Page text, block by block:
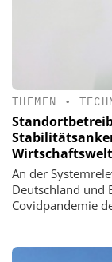
THEMEN •
Wirtschaftswelt
An der
Deutschland und
Covidpandemie